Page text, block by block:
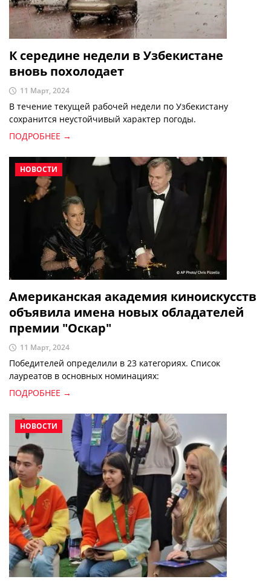
К середине недели в Узбекистане
вновь похолодает
11 Март, 2024
В течение текущей рабочей недели по Узбекистану
сохранится неустойчивый характер погоды.
ПОДРОБНЕЕ →
НОВОСТИ
Американская академия киноискусств
объявила имена новых обладателей
премии "Оскар"
11 Март, 2024
Победителей определили в 23 категориях. Список
лауреатов в основных номинациях:
ПОДРОБНЕЕ →
НОВОСТИ